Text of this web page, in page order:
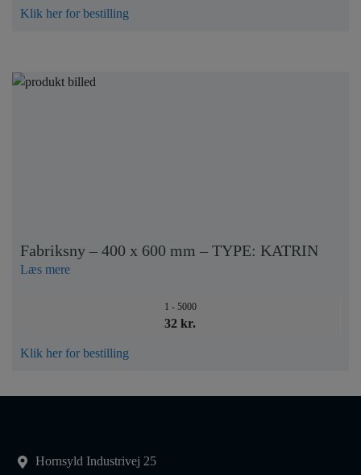
Klik her for bestilling
Fabriksny – 400 x 600 mm – TYPE: KATRIN
Læs mere
1 - 5000
32 kr.
Klik her for bestilling
Hornsyld Industrivej 25